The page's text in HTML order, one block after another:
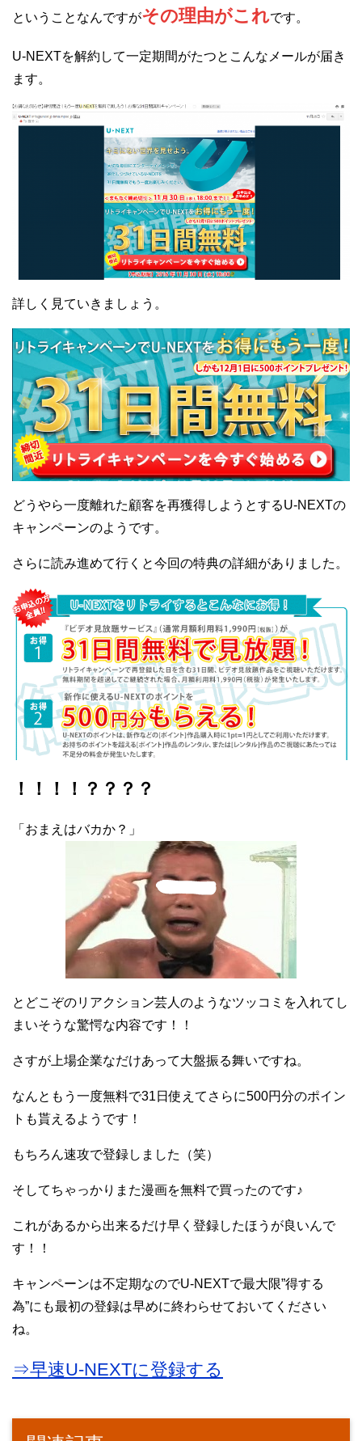
ということなんですがその理由がこれです。
U-NEXTを解約して一定期間がたつとこんなメールが届き
ます。
詳しく見ていきましょう。
どうやら一度離れた顧客を再獲得しようとするU-NEXTの
キャンペーンのようです。
さらに読み進めて行くと今回の特典の詳細がありました。
！！！！？？？？
「おまえはバカか？」
とどこぞのリアクション芸人のようなツッコミを入れてし
まいそうな驚愕な内容です！！
さすが上場企業なだけあって大盤振る舞いですね。
なんともう一度無料で31日使えてさらに500円分のポイン
トも貰えるようです！
もちろん速攻で登録しました（笑）
そしてちゃっかりまた漫画を無料で買ったのです♪
これがあるから出来るだけ早く登録したほうが良いんで
す！！
キャンペーンは不定期なのでU-NEXTで最大限”得する
為”にも最初の登録は早めに終わらせておいてください
ね。
⇒早速U-NEXTに登録する